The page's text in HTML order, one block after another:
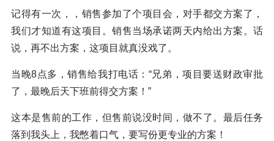
记得有一次，，销售参加了个项目会，对手都交方案了，
我们才知道有这项目。销售当场承诺两天内给出方案。话
说，再不出方案，这项目就真没戏了。
当晚8点多，销售给我打电话：“兄弟，项目要送财政审批
了，最晚后天下班前得交方案！”
这本是售前的工作，但售前说没时间，做不了。最后任务
落到我头上，我憋着口气，要写份更专业的方案！